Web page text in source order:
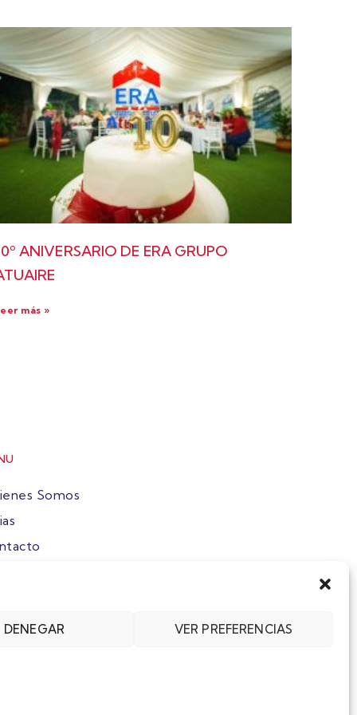
DENEGAR VER PREFERENCIAS
ANIVERSARIO DE ERA GRUPO
más »
Somos